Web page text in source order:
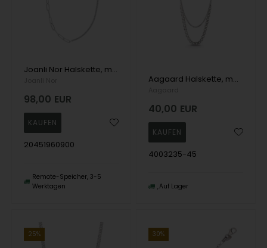
Joanli Nor Halskette, model 20451960900
98,00 EUR
20451960900
Remote-Speicher, 3-5
Werktagen
Aagaard Halskette, model 4003235-45
40,00 EUR
4003235-45
Auf Lager
25% 30%